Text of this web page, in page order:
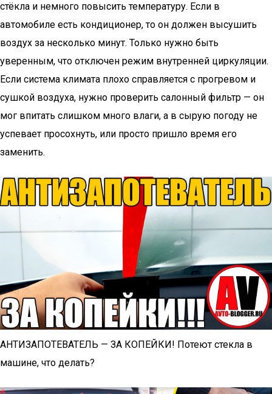
стёкла и немного повысить температуру. Если в
автомобиле есть кондиционер, то он должен высушить
воздух за несколько минут. Только нужно быть
уверенным, что отключен режим внутренней циркуляции.
Если система климата плохо справляется с прогревом и
сушкой воздуха, нужно проверить салонный фильтр — он
мог впитать слишком много влаги, а в сырую погоду не
успевает просохнуть, или просто пришло время его
заменить.
АНТИЗАПОТЕВАТЕЛЬ — ЗА КОПЕЙКИ! Потеют стекла в
машине, что делать?